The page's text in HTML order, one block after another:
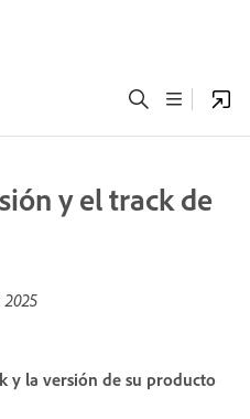
y el track de
2025
y la versión de su producto